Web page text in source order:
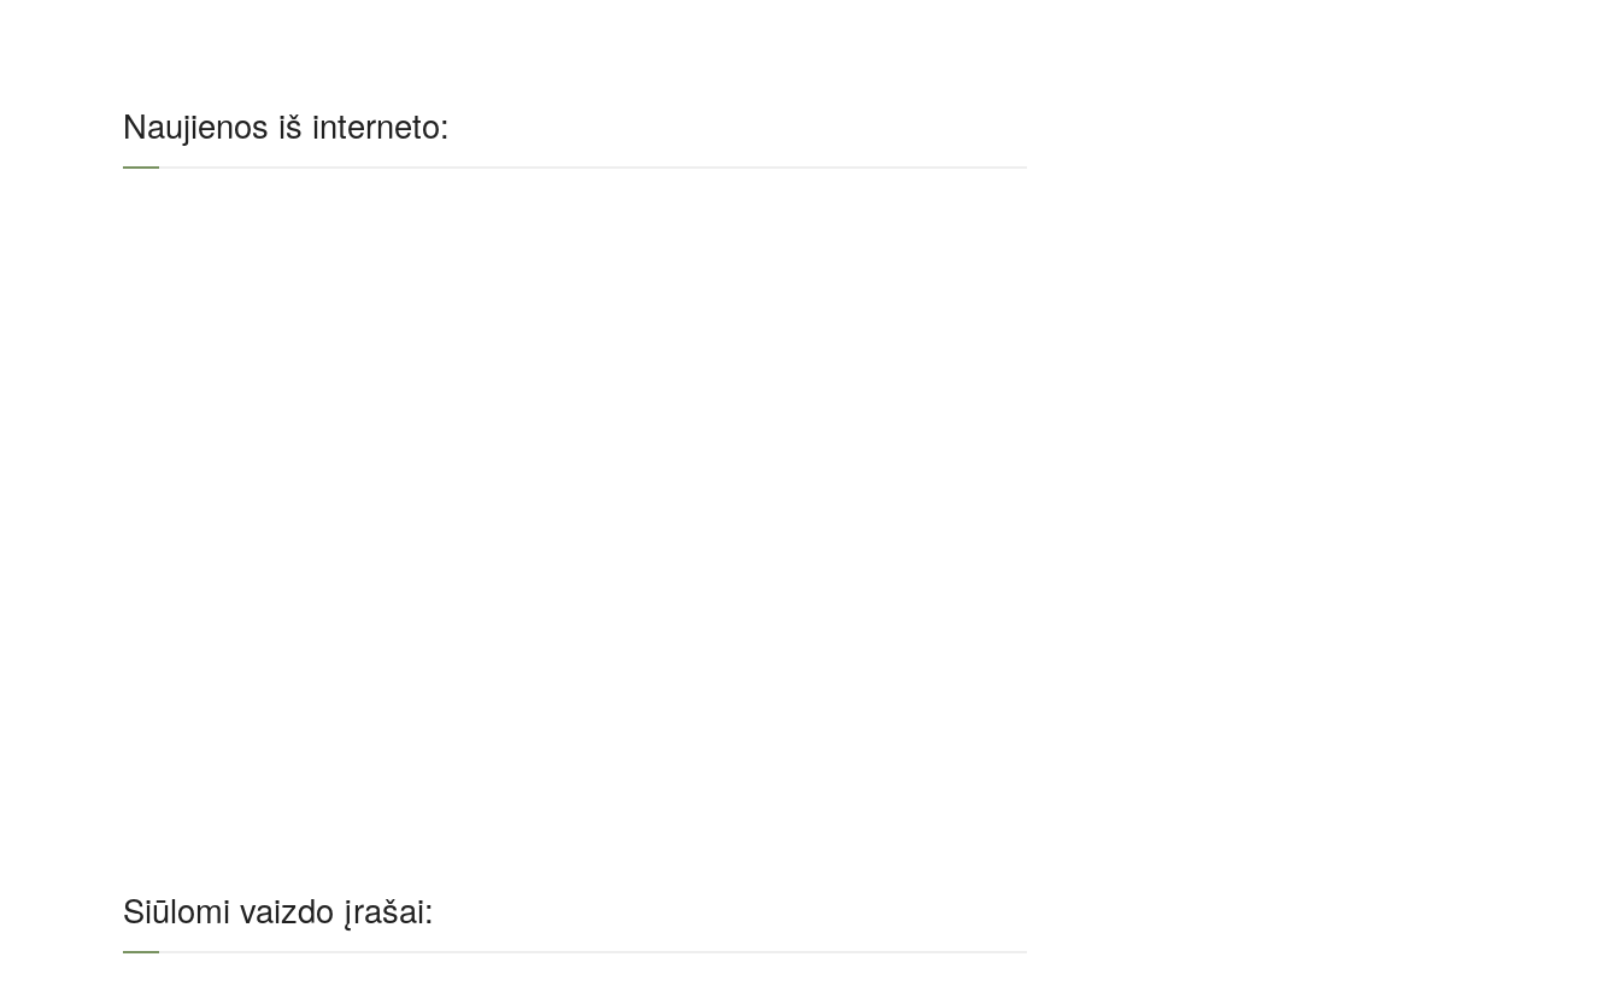
Naujienos iš interneto:
Siūlomi vaizdo įrašai: